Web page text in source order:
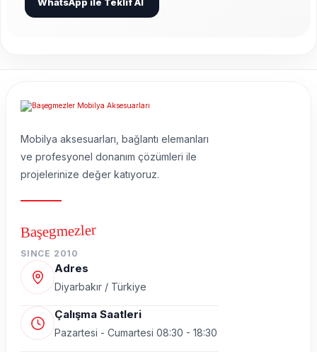
Mobilya aksesuarları, bağlantı elemanları
ve profesyonel donanım çözümleri ile
projelerinize değer katıyoruz.
Başegmezler
SINCE 2010
Adres
Diyarbakır / Türkiye
Çalışma Saatleri
Pazartesi - Cumartesi 08:30 - 18:30